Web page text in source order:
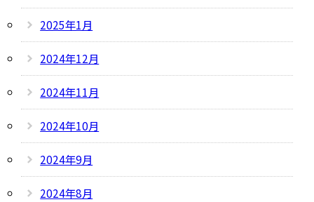
2025年1月
2024年12月
2024年11月
2024年10月
2024年9月
2024年8月